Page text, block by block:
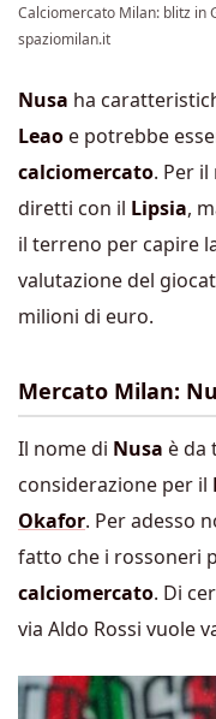
Calciomercato Milan: blitz in
spaziomilan.it
Nusa ha
Leao e potrebbe
calciomercato. Per
diretti con il Lipsia,
il terreno per capire
valutazione del
milioni di euro.
Mercato Milan:
Il nome di Nusa è da
considerazione per il
Okafor. Per adesso
fatto che i rossoneri
calciomercato. Di
via Aldo Rossi vuole